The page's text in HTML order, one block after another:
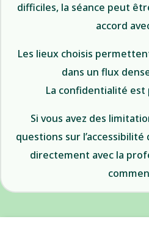
difficiles, la séance peut
accord
Les lieux choisis
dans un flux
La confidentialité est
Si vous avez des
questions sur
directement avec la